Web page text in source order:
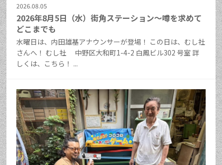
2026.08.05
2026年8月5日（水）街角ステーション～噂を求めて
どこまでも
水曜日は、内田雄基アナウンサーが登場！ この日は、むし社
さんへ！ むし社 中野区大和町1-4-2 白鳳ビル302 号室 詳
しくは、こちら！ ...